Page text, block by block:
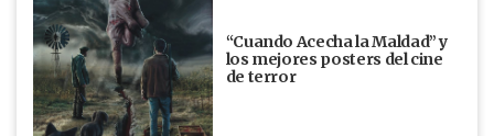
“Cuando Acecha la Maldad” y
los mejores posters del cine
de terror